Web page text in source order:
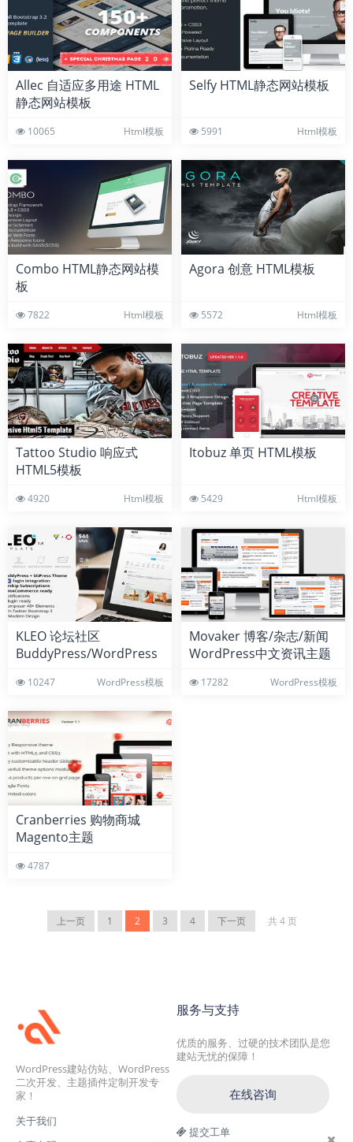
Allec 自适应多用途 HTML
静态网站模板
10065 Html模板
Selfy HTML静态网站模板
5991 Html模板
Combo HTML静态网站模
板
7822 Html模板
Agora 创意 HTML模板
5572 Html模板
Tattoo Studio 响应式
HTML5模板
4920 Html模板
Itobuz 单页 HTML模板
5429 Html模板
KLEO 论坛社区
BuddyPress/WordPress
10247 WordPress模板
Movaker 博客/杂志/新闻
WordPress中文资讯主题
17282 WordPress模板
Cranberries 购物商城
Magento主题
4787
上一页 1 2 3 4 下一页 共 4 页
WordPress建站仿站、WordPress
二次开发、主题插件定制开发专
家！
关于我们
服务与支持
优质的服务、过硬的技术团队是您
建站无忧的保障！
在线咨询
提交工单